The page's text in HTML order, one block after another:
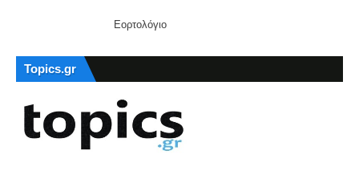
Εορτολόγιο
Topics.gr